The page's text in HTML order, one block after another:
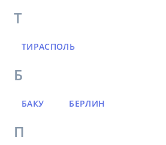
Т
ТИРАСПОЛЬ
Б
БАКУ БЕРЛИН
П